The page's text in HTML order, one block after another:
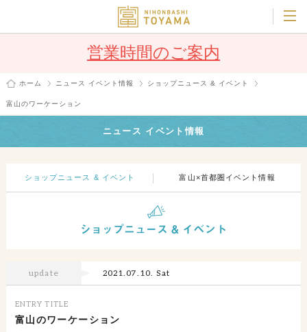
営業時間のご案内
ホーム ニュース イベント情報 ショップニュース & イベント
富山のワーケーション
ニュース イベント情報
ショップニュース & イベント 富山×首都圏イベント情報
update 2021.07.10. Sat
ENTRY TITLE
富山のワーケーション